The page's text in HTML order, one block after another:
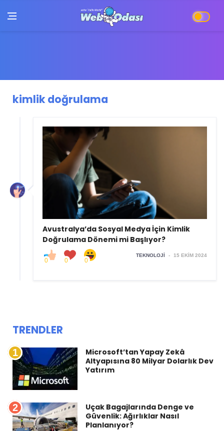
kimlik doğrulama
Avustralya’da Sosyal Medya İçin Kimlik
Doğrulama Dönemi mi Başlıyor?
0 0 0
TEKNOLOJI - 15 EKIM 2024
TRENDLER
1
Microsoft’tan Yapay Zekâ
Altyapısına 80 Milyar Dolarlık Dev
Yatırım
2
Uçak Bagajlarında Denge ve
Güvenlik: Ağırlıklar Nasıl
Planlanıyor?